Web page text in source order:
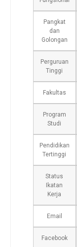
Pangkat
dan
Golongan
Perguruan
Tinggi
Fakultas
Program
Studi
Pendidikan
Tertinggi
Status
Ikatan
Kerja
Email
Facebook